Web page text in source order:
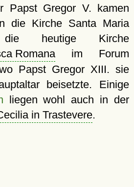
Papst Gregor V. kamen
die Kirche Santa Maria
heutige Kirche
Romanaim Forum
Papst Gregor XIII. sie
beisetzte. Einige
liegen wohl auch in der
in Trastevere.